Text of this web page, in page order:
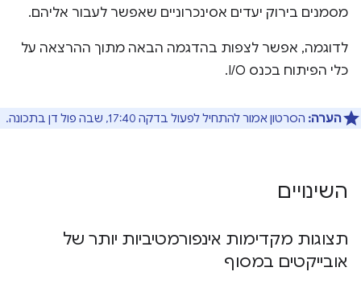
מסמנים בירוק יעדים אסינכרוניים שאפשר לעבור אליהם.
לדוגמה, אפשר לצפות בהדגמה הבאה מתוך ההרצאה על
כלי הפיתוח בכנס I/O.
הערה: הסרטון אמור להתחיל לפעול בדקה 17:40, שבה פול דן בתכונה.
השינויים
תצוגות מקדימות אינפורמטיביות יותר של
אובייקטים במסוף